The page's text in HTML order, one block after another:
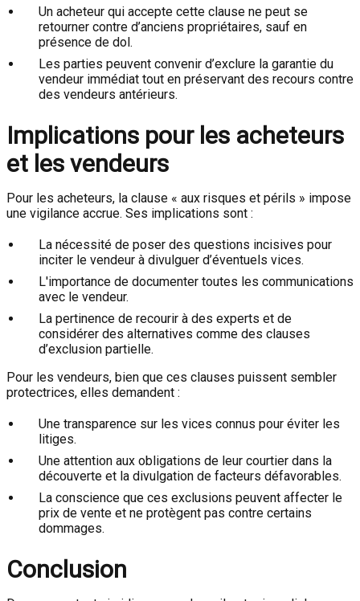
Un acheteur qui accepte cette clause ne peut se
retourner contre d’anciens propriétaires, sauf en
présence de dol.
Les parties peuvent convenir d’exclure la garantie du
vendeur immédiat tout en préservant des recours contre
des vendeurs antérieurs.
Implications pour les acheteurs
et les vendeurs
Pour les acheteurs, la clause « aux risques et périls » impose
une vigilance accrue. Ses implications sont :
La nécessité de poser des questions incisives pour
inciter le vendeur à divulguer d’éventuels vices.
L'importance de documenter toutes les communications
avec le vendeur.
La pertinence de recourir à des experts et de
considérer des alternatives comme des clauses
d’exclusion partielle.
Pour les vendeurs, bien que ces clauses puissent sembler
protectrices, elles demandent :
Une transparence sur les vices connus pour éviter les
litiges.
Une attention aux obligations de leur courtier dans la
découverte et la divulgation de facteurs défavorables.
La conscience que ces exclusions peuvent affecter le
prix de vente et ne protègent pas contre certains
dommages.
Conclusion